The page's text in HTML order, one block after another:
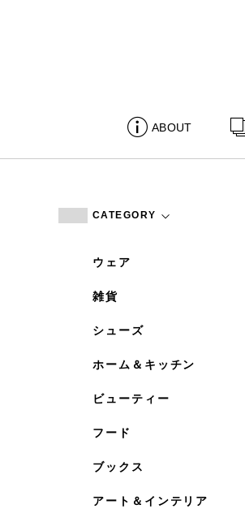
ABOUT
CATEGORY
ウェア
雑貨
シューズ
ホーム＆キッチン
ビューティー
フード
ブックス
アート＆インテリア